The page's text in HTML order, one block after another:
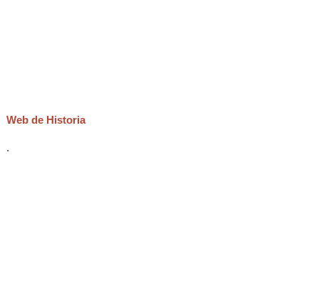
Web de Historia
.